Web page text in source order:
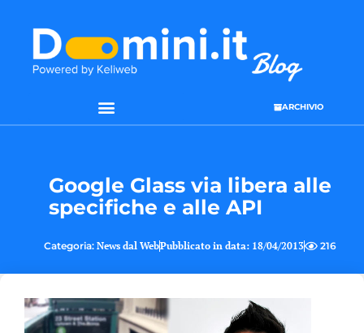
ARCHIVIO
Google Glass via libera alle
specifiche e alle API
Categoria: News dal WebPubblicato in data: 18/04/2013 216